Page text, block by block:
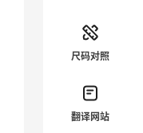
尺码对照
翻译网站